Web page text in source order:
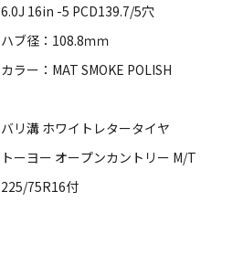
6.0J 16in -5 PCD139.7/5穴
ハブ径：108.8ｍｍ
カラー：MAT SMOKE POLISH
バリ溝 ホワイトレタータイヤ
トーヨー オープンカントリー M/T
225/75R16付